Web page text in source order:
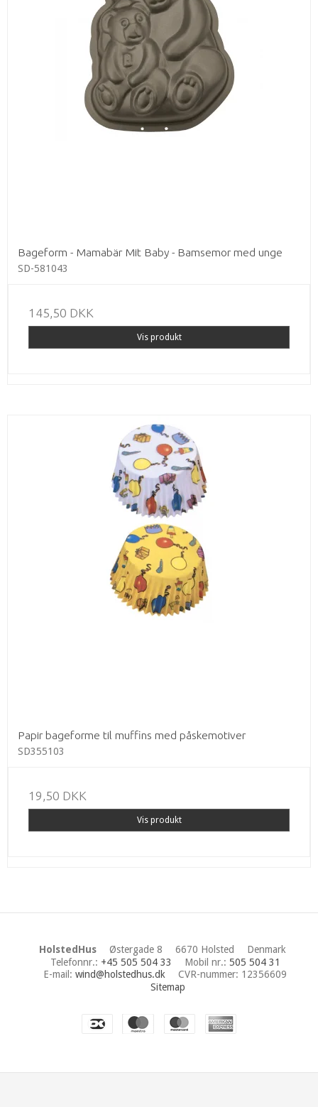
Bageform - Mamabär Mit Baby - Bamsemor med unge
SD-581043
145,50 DKK
Vis produkt
Papir bageforme til muffins med påskemotiver
SD355103
19,50 DKK
Vis produkt
HolstedHus Østergade 8 6670 Holsted
Denmark
Telefonnr.: +45 505 504 33 Mobil nr.: 505 504 31
E-mail : wind@holstedhus.dk CVR-nummer: 12356609
Sitemap